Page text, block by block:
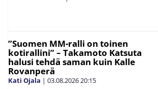
”Suomen MM-ralli on toinen
kotirallini” – Takamoto Katsuta
halusi tehdä saman kuin Kalle
Rovanperä
Kati Ojala | 03.08.202620:15